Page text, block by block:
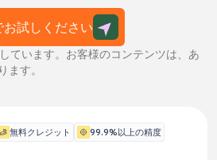
お試しください
ています。お客様のコンテンツは、あ
ます。
無料クレジット
99.9%以上の精度